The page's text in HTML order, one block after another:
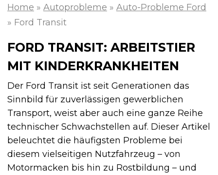
Home » Autoprobleme » Auto-Probleme Ford
» Ford Transit
FORD TRANSIT: ARBEITSTIER
MIT KINDERKRANKHEITEN
Der Ford Transit ist seit Generationen das
Sinnbild für zuverlässigen gewerblichen
Transport, weist aber auch eine ganze Reihe
technischer Schwachstellen auf. Dieser Artikel
beleuchtet die häufigsten Probleme bei
diesem vielseitigen Nutzfahrzeug – von
Motormacken bis hin zu Rostbildung – und